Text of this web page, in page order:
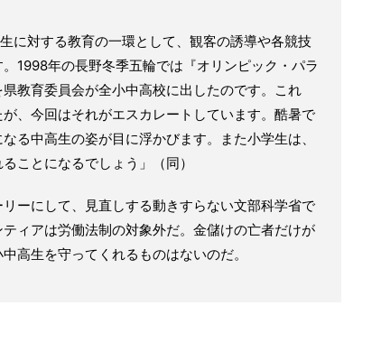
に対する教育の一環として、観客の誘導や各競技
1998年の長野冬季五輪では『オリンピック・パラ
教育委員会が全小中高校に出したのです。これ
、今回はそれがエスカレートしています。酷暑で
る中高生の姿が目に浮かびます。また小学生は、
ことになるでしょう」（同）
ーにして、見直しする動きすらない文部科学省で
ィアは労働法制の対象外だ。金儲けの亡者だけが
高生を守ってくれるものはないのだ。